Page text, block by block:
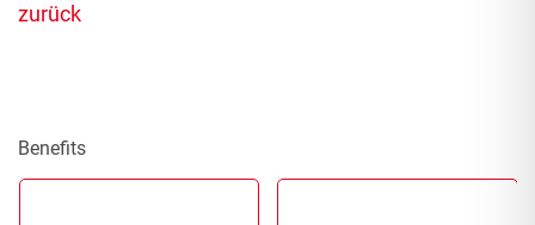
zurück
Benefits